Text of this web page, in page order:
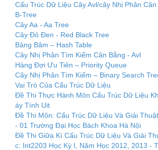
Cấu Trúc Dữ Liệu Cây Avl/cây Nhị Phân Cân
B-Tree
Cây Aa - Aa Tree
Cây Đỏ Đen - Red Black Tree
Bảng Băm – Hash Table
Cây Nhị Phân Tìm Kiếm Cân Bằng - Avl
Hàng Đợi Ưu Tiên – Priority Queue
Cây Nhị Phân Tìm Kiếm – Binary Search
Vai Trò Của Cấu Trúc Dữ Liệu
Đề Thi Thực Hành Môn Cấu Trúc Dữ Liệu
áy Tính Uit
Đề Thi Môn: Cấu Trúc Dữ Liệu Và Giải
- 01 Trường Đại Học Bách Khoa Hà Nội
Đề Thi Giữa Kì Cấu Trúc Dữ Liệu Và Giải
c: Int2203 Học Kỳ I, Năm Học 2012, 2013 -